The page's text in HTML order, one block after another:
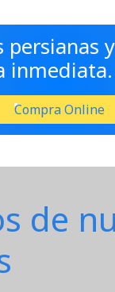
persianas
inmediata.
Compra Online
de